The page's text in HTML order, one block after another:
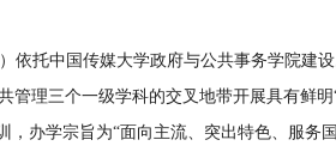
依托中国传媒大学政府与公共事务学院建
管理三个一级学科的交叉地带开展具有鲜明
，办学宗旨为“面向主流、突出特色、服务